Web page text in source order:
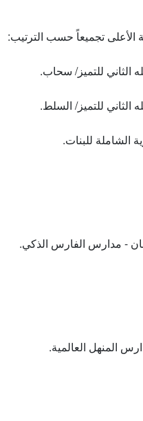
الأعلى تجميعاً حسب الترتيب:
- مدارس الفارس الذكي.
المنهل العالمية.